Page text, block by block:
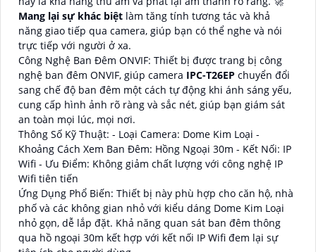
Mang lại sự khác biệt làm tăng tính tương tác và khả
năng giao tiếp qua camera, giúp bạn có thể nghe và nói
trực tiếp với người ở xa.
Công Nghệ Ban Đêm ONVIF: Thiết bị được trang bị công
nghệ ban đêm ONVIF, giúp camera IPC-T26EP chuyển đổi
sang chế độ ban đêm một cách tự động khi ánh sáng yếu,
cung cấp hình ảnh rõ ràng và sắc nét, giúp bạn giám sát
an toàn mọi lúc, mọi nơi.
Thông Số Kỹ Thuật: - Loại Camera: Dome Kim Loại -
Khoảng Cách Xem Ban Đêm: Hồng Ngoại 30m - Kết Nối: IP
Wifi - Ưu Điểm: Không giảm chất lượng với công nghệ IP
Wifi tiên tiến
Ứng Dụng Phổ Biến: Thiết bị này phù hợp cho căn hộ, nhà
phố và các không gian nhỏ với kiểu dáng Dome Kim Loại
nhỏ gọn, dễ lắp đặt. Khả năng quan sát ban đêm thông
qua hồ ngoại 30m kết hợp với kết nối IP Wifi đem lại sự